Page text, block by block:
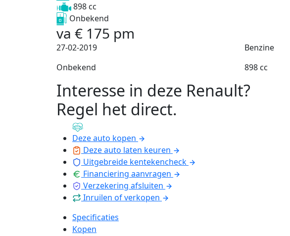
898 cc
Onbekend
va € 175 pm
27-02-2019 Benzine
Onbekend
898 cc
Interesse in deze Renault?
Regel het direct.
Deze auto kopen
Deze auto laten keuren
Uitgebreide kentekencheck
Financiering aanvragen
Verzekering afsluiten
Inruilen of verkopen
Specificaties
Kopen